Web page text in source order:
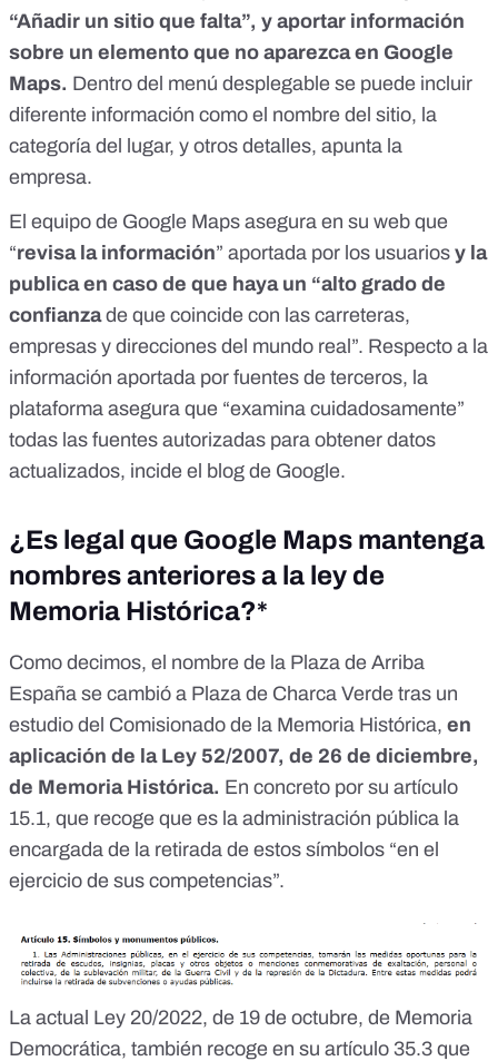
“Añadir un sitio que falta”, y aportar información
sobre un elemento que no aparezca en Google
Maps. Dentro del menú desplegable se puede incluir
diferente información como el nombre del sitio, la
categoría del lugar, y otros detalles, apunta la
empresa.
El equipo de Google Maps asegura en su web que
“revisa la información” aportada por los usuarios y la
publica en caso de que haya un “alto grado de
confianzade que coincide con las carreteras,
empresas y direcciones del mundo real”. Respecto a la
información aportada por fuentes de terceros, la
plataforma asegura que “examina cuidadosamente”
todas las fuentes autorizadas para obtener datos
actualizados, incide el blog de Google.
¿Es legal que Google Maps mantenga
nombres anteriores a la ley de
Memoria Histórica?*
Como decimos, el nombre de la Plaza de Arriba
España se cambió a Plaza de Charca Verde tras un
estudio del Comisionado de la Memoria Histórica, en
aplicación de la Ley 52/2007, de 26 de diciembre,
de Memoria Histórica. En concreto por su artículo
15.1, que recoge que es la administración pública la
encargada de la retirada de estos símbolos “en el
ejercicio de sus competencias”.
La actual Ley 20/2022, de 19 de octubre, de Memoria
Democrática, también recoge en su artículo 35.3 que